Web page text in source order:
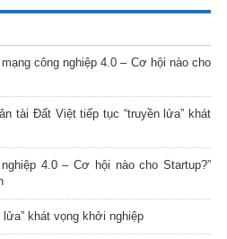
công nghiệp 4.0 – Cơ hội nào cho
tài Đất Việt tiếp tục “truyền lửa” khát
4.0 – Cơ hội nào cho Startup?”
khát vọng khởi nghiệp